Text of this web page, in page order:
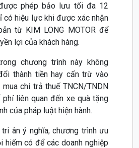
phép bảo lưu tối đa 12
có hiệu lực khi được xác nhận
từ KIM LONG MOTOR để
lợi của khách hàng.
chương trình này không
thành tiền hay cấn trừ vào
chi trả thuế TNCN/TNDN
phí liên quan đến xe quà tặng
của pháp luật hiện hành.
ân ý nghĩa, chương trình ưu
hiếm có để các doanh nghiệp